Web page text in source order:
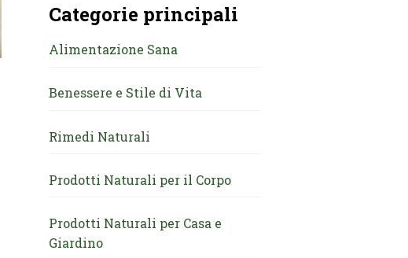
Categorie principali
Alimentazione Sana
Benessere e Stile di Vita
Rimedi Naturali
Prodotti Naturali per il Corpo
Prodotti Naturali per Casa e
Giardino